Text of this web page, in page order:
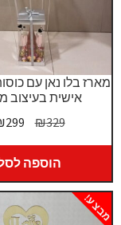
מארז בלו נאן עם
אישית בעיצוב
₪329
היה:
₪329.
299
הוספה
מבצע!